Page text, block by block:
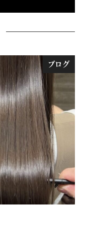
ブログ